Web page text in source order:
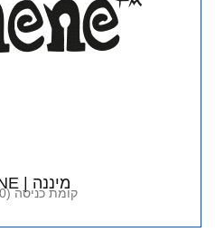
מיננה | MINENE
קומת כניסה (0 במעלית)